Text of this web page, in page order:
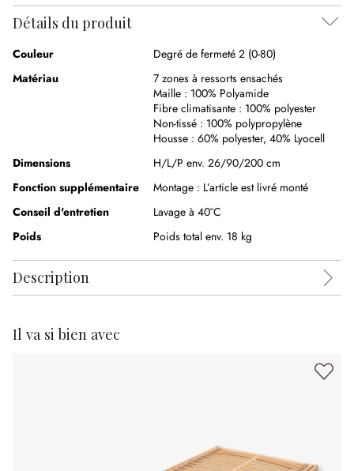
Détails du produit
Couleur
Degré de fermeté 2 (0-80)
Matériau
7 zones à ressorts ensachés
Maille : 100% Polyamide
Fibre climatisante : 100% polyester
Non-tissé : 100% polypropylène
Housse : 60% polyester, 40% Lyocell
Dimensions
H/L/P env. 26/90/200 cm
Fonction supplémentaire
Montage : L’article est livré monté
Conseil d'entretien
Lavage à 40°C
Poids
Poids total env. 18 kg
Description
Il va si bien avec